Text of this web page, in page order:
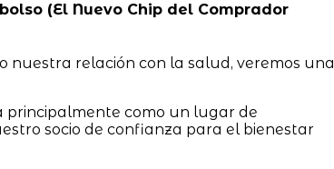
(El Nuevo Chip del Comprador
nuestra relación con la salud, veremos una
principalmente como un lugar de
socio de confianza para el bienestar